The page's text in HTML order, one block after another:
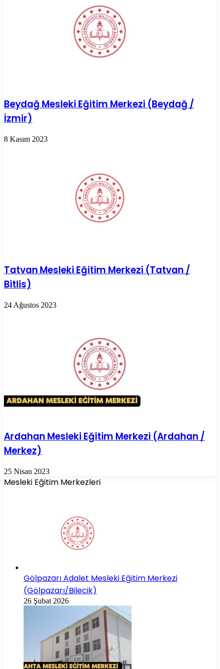
Beydağ Mesleki Eğitim Merkezi (Beydağ /
İzmir)
8 Kasım 2023
Tatvan Mesleki Eğitim Merkezi (Tatvan /
Bitlis)
24 Ağustos 2023
Ardahan Mesleki Eğitim Merkezi (Ardahan /
Merkez)
25 Nisan 2023
Mesleki Eğitim Merkezleri
Gölpazarı Adalet Mesleki Eğitim Merkezi
(Gölpazarı/Bilecik)
26 Şubat 2026